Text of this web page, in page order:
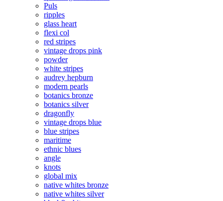
Puls
ripples
glass heart
flexi col
red stripes
vintage drops pink
powder
white stripes
audrey hepburn
modern pearls
botanics bronze
botanics silver
dragonfly
vintage drops blue
blue stripes
maritime
ethnic blues
angle
knots
global mix
native whites bronze
native whites silver